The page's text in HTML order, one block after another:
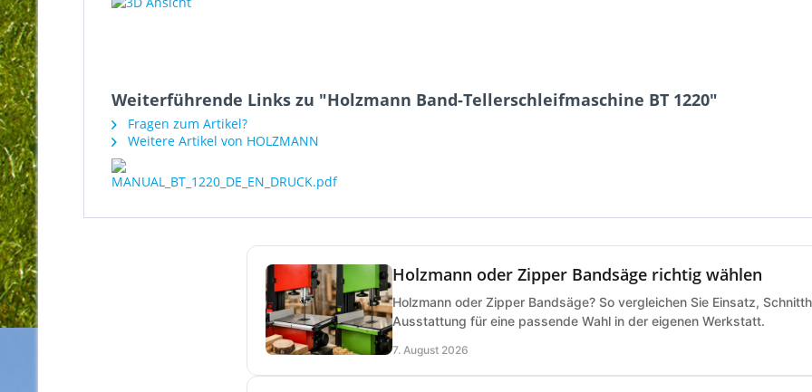
Weiterführende Links zu "Holzmann Band-Tellerschleifmaschine BT 1220"
Fragen zum Artikel?
Weitere Artikel von HOLZMANN
Holzmann oder Zipper Bandsäge richtig wählen
Holzmann oder Zipper Bandsäge? So vergleichen Sie Einsatz,
Ausstattung für eine passende Wahl in der eigenen Werkstatt.
7. August 2026